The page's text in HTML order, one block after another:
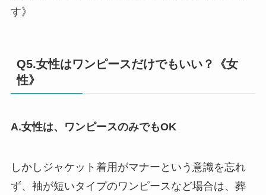
す》
Q5.女性はワンピースだけでもいい？《女
性》
A.女性は、ワンピースのみでもOK
しかしジャケット着用がマナーという意識を忘れ
ず、袖が短いタイプのワンピースなど場合は、葬